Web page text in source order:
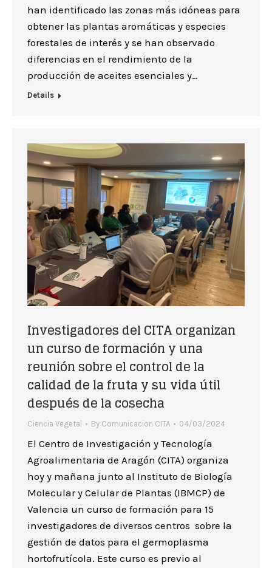
han identificado las zonas más idóneas para
obtener las plantas aromáticas y especies
forestales de interés y se han observado
diferencias en el rendimiento de la
producción de aceites esenciales y…
Details
Investigadores del CITA organizan
un curso de formación y una
reunión sobre el control de la
calidad de la fruta y su vida útil
después de la cosecha
Ciencia Vegetal By Comunicacion CITA 04/03/2024
El Centro de Investigación y Tecnología
Agroalimentaria de Aragón (CITA) organiza
hoy y mañana junto al Instituto de Biología
Molecular y Celular de Plantas (IBMCP) de
Valencia un curso de formación para 15
investigadores de diversos centros sobre la
gestión de datos para el germoplasma
hortofrutícola. Este curso es previo al